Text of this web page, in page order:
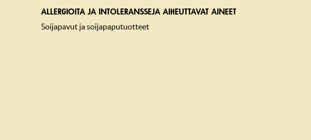
ALLERGIOITA JA INTOLERANSSEJA AIHEUTTAVAT AINEET
Soijapavut ja soijapaputuotteet